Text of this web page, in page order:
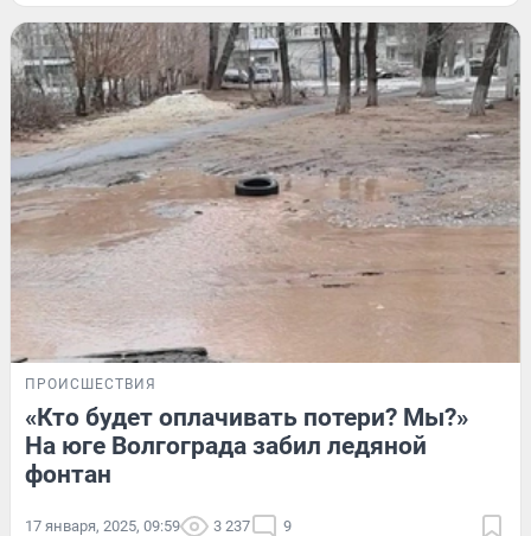
ПРОИСШЕСТВИЯ
«Кто будет оплачивать потери? Мы?»
На юге Волгограда забил ледяной
фонтан
17 января, 2025, 09:59 3 237 9